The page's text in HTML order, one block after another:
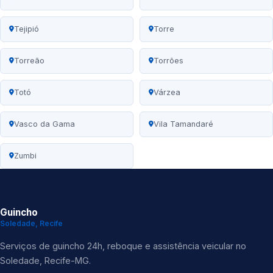
Tejipió Torre
Torreão Torrões
Totó Várzea
Vasco da Gama Vila Tamandaré
Zumbi
Guincho
Soledade, Recife
Serviços de guincho 24h, reboque e assistência veicular no
Soledade, Recife-MG.